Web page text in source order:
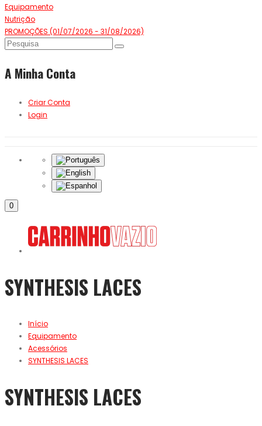
Equipamento
Nutrição
PROMOÇÕES (01/07/2026 - 31/08/2026)
A Minha Conta
Criar Conta
Login
0
SYNTHESIS LACES
Início
Equipamento
Acessórios
SYNTHESIS LACES
SYNTHESIS LACES